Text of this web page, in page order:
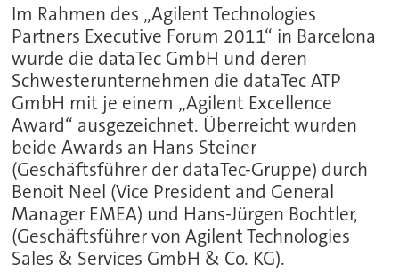
Im Rahmen des „Agilent Technologies
Partners Executive Forum 2011“ in Barcelona
wurde die dataTec GmbH und deren
Schwesterunternehmen die dataTec ATP
GmbH mit je einem „Agilent Excellence
Award“ ausgezeichnet. Überreicht wurden
beide Awards an Hans Steiner
(Geschäftsführer der dataTec-Gruppe) durch
Benoit Neel (Vice President and General
Manager EMEA) und Hans-Jürgen Bochtler,
(Geschäftsführer von Agilent Technologies
Sales & Services GmbH & Co. KG).